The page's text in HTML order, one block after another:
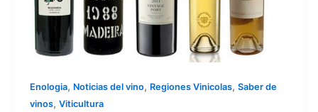
Enologia, Noticias del vino, Regiones Vinicolas, Saber de
vinos, Viticultura